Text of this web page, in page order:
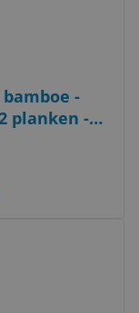
-
planken -